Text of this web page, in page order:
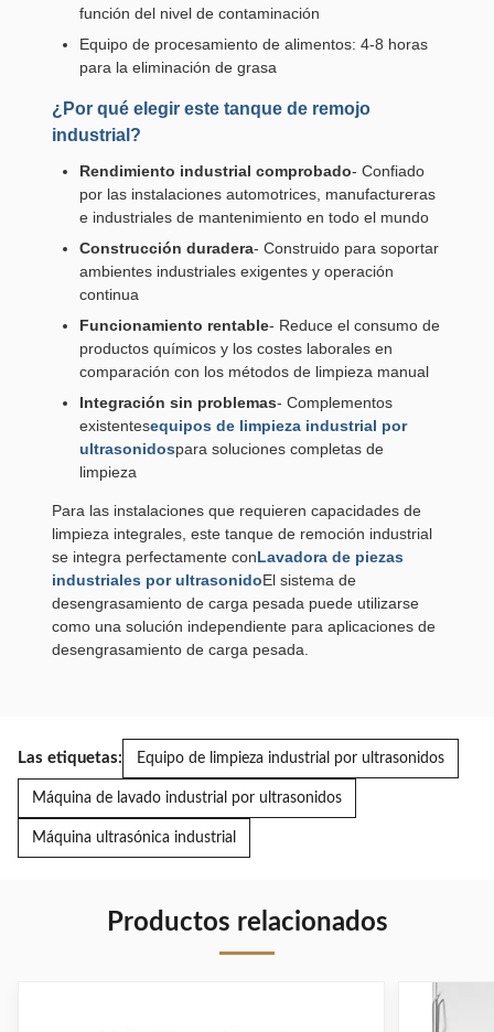
función del nivel de contaminación
Equipo de procesamiento de alimentos: 4-8 horas
para la eliminación de grasa
¿Por qué elegir este tanque de remojo
industrial?
Rendimiento industrial comprobado- Confiado
por las instalaciones automotrices, manufactureras
e industriales de mantenimiento en todo el mundo
Construcción duradera- Construido para soportar
ambientes industriales exigentes y operación
continua
Funcionamiento rentable- Reduce el consumo de
productos químicos y los costes laborales en
comparación con los métodos de limpieza manual
Integración sin problemas- Complementos
existentesequipos de limpieza industrial por
ultrasonidospara soluciones completas de
limpieza
Para las instalaciones que requieren capacidades de
limpieza integrales, este tanque de remoción industrial
se integra perfectamente conLavadora de piezas
industriales por ultrasonidoEl sistema de
desengrasamiento de carga pesada puede utilizarse
como una solución independiente para aplicaciones de
desengrasamiento de carga pesada.
Las etiquetas: Equipo de limpieza industrial por ultrasonidos
Máquina de lavado industrial por ultrasonidos
Máquina ultrasónica industrial
Productos relacionados